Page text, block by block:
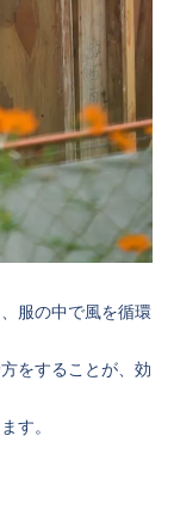
服の中で風を循環
をすることが、効
す。